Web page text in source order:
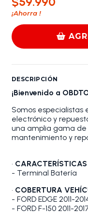
¡Ahorra !
DESCRIPCIÓN
¡Bienvenido a
Somos especialistas
electrónico y
una amplia gama
mantenimiento y
• CARACTERÍSTICAS
- Terminal Batería
• COBERTURA
- FORD EDGE 2011-
- FORD F-150 2011-